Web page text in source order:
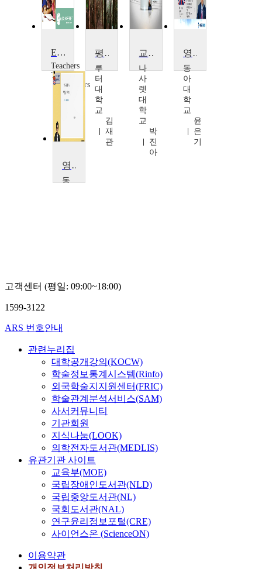
Education Policy at the Party Conferences
Teachers
TV
Teachers
TV
평생교육경영론
루
터
대
학
교
김
재
관
교육복지론
나
사
렛
대
학
교
박
진
아
영국의 사회, 문화, 행정의 이해
동
아
대
학
교
윤
은
기
영국의 사회와 행정 들여다보기
동
고객센터 (평일: 09:00~18:00)
1599-3122
ARS 번호안내
관련누리집
대학공개강의(KOCW)
학술정보통계시스템(Rinfo)
외국학술지지원센터(FRIC)
학술관계분석서비스(SAM)
사서커뮤니티
기관회원
지식나눔(LOOK)
의학전자도서관(MEDLIS)
유관기관 사이트
교육부(MOE)
국립장애인도서관(NLD)
국립중앙도서관(NL)
국회도서관(NAL)
연구윤리정보포털(CRE)
사이언스온 (ScienceON)
이용약관